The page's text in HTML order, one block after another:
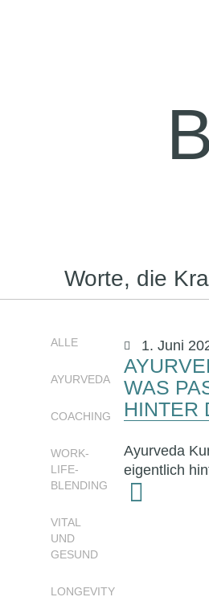
Worte, die
ALLE
AYURVEDA
COACHING
WORK-
LIFE-
BLENDING
VITAL
UND
GESUND
LONGEVITY
1. Juni
WAS
HINTER
Ayurveda
eigentlich